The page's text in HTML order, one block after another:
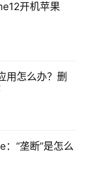
开机苹果
用怎么办？删
“垄断”是怎么